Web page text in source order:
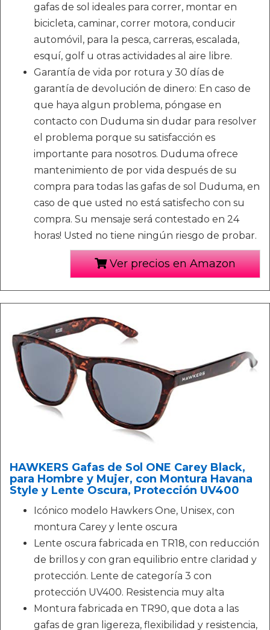
gafas de sol ideales para correr, montar en
bicicleta, caminar, correr motora, conducir
automóvil, para la pesca, carreras, escalada,
esquí, golf u otras actividades al aire libre.
Garantía de vida por rotura y 30 días de
garantía de devolución de dinero: En caso de
que haya algun problema, póngase en
contacto con Duduma sin dudar para resolver
el problema porque su satisfacción es
importante para nosotros. Duduma ofrece
mantenimiento de por vida después de su
compra para todas las gafas de sol Duduma, en
caso de que usted no está satisfecho con su
compra. Su mensaje será contestado en 24
horas! Usted no tiene ningún riesgo de probar.
Ver precios en Amazon
HAWKERS Gafas de Sol ONE Carey Black,
para Hombre y Mujer, con Montura Havana
Style y Lente Oscura, Protección UV400
Icónico modelo Hawkers One, Unisex, con
montura Carey y lente oscura
Lente oscura fabricada en TR18, con reducción
de brillos y con gran equilibrio entre claridad y
protección. Lente de categoría 3 con
protección UV400. Resistencia muy alta
Montura fabricada en TR90, que dota a las
gafas de gran ligereza, flexibilidad y resistencia,